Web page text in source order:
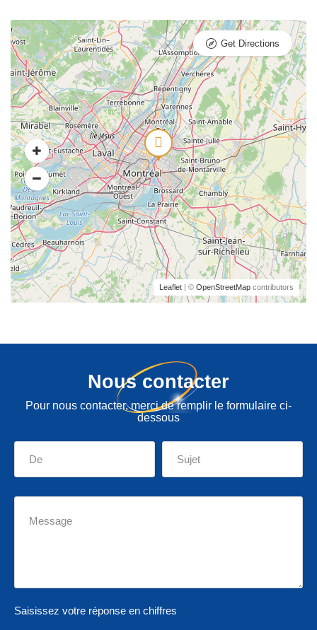
Leaflet | © OpenStreetMap contributors
Get Directions
Nous contacter
Pour nous contacter, merci de remplir le formulaire ci-
dessous
Saisissez votre réponse en chiffres